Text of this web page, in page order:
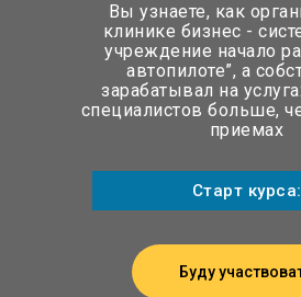
Вы узнаете, как
клинике бизнес -
учреждение начало
автопилоте”, а
зарабатывал на
специалистов больше,
приемах
Буду
Старт курса: